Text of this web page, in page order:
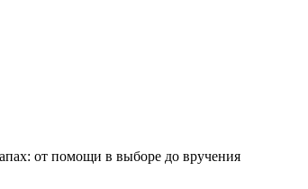
от помощи в выборе до вручения